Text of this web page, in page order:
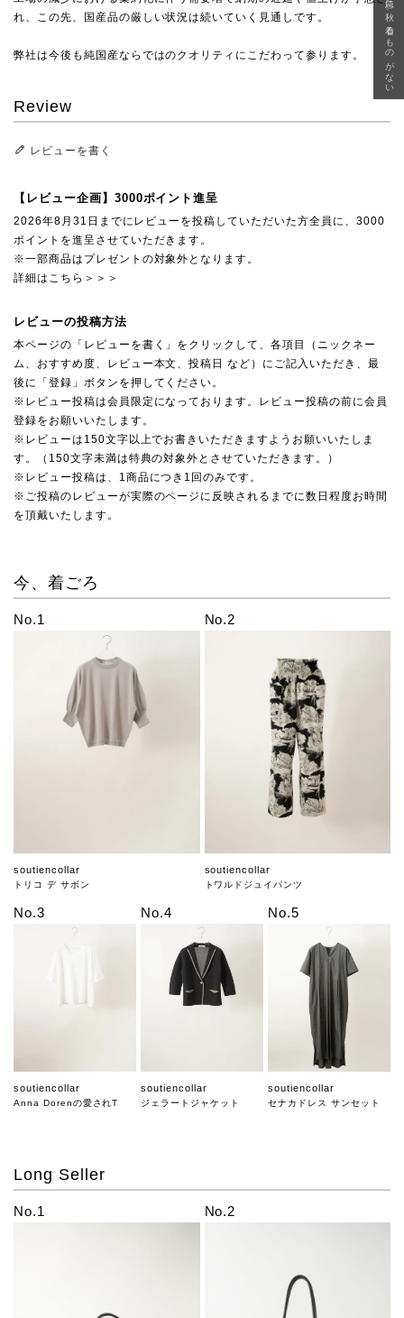
れ、この先、国産品の厳しい状況は続いていく見通しです。
弊社は今後も純国産ならではのクオリティにこだわって参ります。
Review
レビューを書く
【レビュー企画】3000ポイント進呈
2026年8月31日までにレビューを投稿していただいた方全員に、3000
ポイントを進呈させていただきます。
※一部商品はプレゼントの対象外となります。
詳細はこちら＞＞＞
レビューの投稿方法
本ページの「レビューを書く」をクリックして、各項目（ニックネー
ム、おすすめ度、レビュー本文、投稿日 など）にご記入いただき、最
後に「登録」ボタンを押してください。
※レビュー投稿は会員限定になっております。レビュー投稿の前に会員
登録をお願いいたします。
※レビューは150文字以上でお書きいただきますようお願いいたしま
す。（150文字未満は特典の対象外とさせていただきます。）
※レビュー投稿は、1商品につき1回のみです。
※ご投稿のレビューが実際のページに反映されるまでに数日程度お時間
を頂戴いたします。
今、着ごろ
No.1
soutiencollar
トリコ デ サボン
No.2
soutiencollar
トワルドジュイパンツ
No.3
soutiencollar
Anna Dorenの愛されT
No.4
soutiencollar
ジェラートジャケット
No.5
soutiencollar
セナカドレス サンセット
Long Seller
No.1 No.2
急に秋、着るものがない